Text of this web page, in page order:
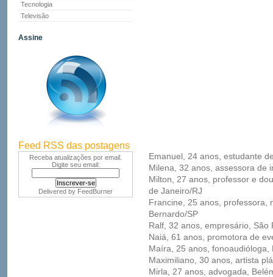
Tecnologia
Televisão
Assine
Feed RSS das postagens
Receba atualizações por email.
Digite seu email:
Delivered by FeedBurner
Emanuel, 24 anos, estudante
Milena, 32 anos, assessora de
Milton, 27 anos, professor e
de Janeiro/RJ
Francine, 25 anos, professora,
Bernardo/SP
Ralf, 32 anos, empresário, São
Naiá, 61 anos, promotora de
Maíra, 25 anos, fonoaudióloga,
Maximiliano, 30 anos, artista
Mirla, 27 anos, advogada,